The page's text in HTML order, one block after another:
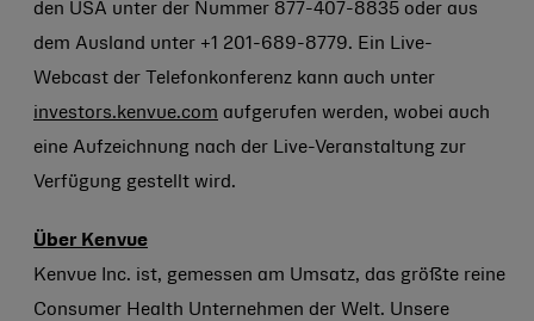
den USA unter der Nummer 877-407-8835 oder aus
dem Ausland unter +1 201-689-8779. Ein Live-
Webcast der Telefonkonferenz kann auch unter
investors.kenvue.com aufgerufen werden, wobei auch
eine Aufzeichnung nach der Live-Veranstaltung zur
Verfügung gestellt wird.
Über Kenvue
Kenvue Inc. ist, gemessen am Umsatz, das größte reine
Consumer Health Unternehmen der Welt. Unsere